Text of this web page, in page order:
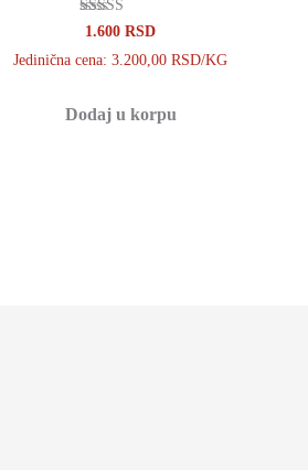
Ocenjeno sa
od 5
1.600RSD
Jedinična cena: 3.200,00 RSD/KG
Dodaj u korpu